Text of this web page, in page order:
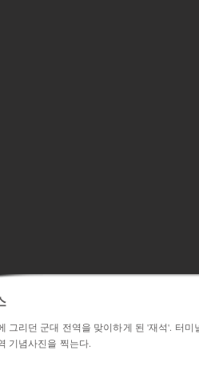
그리던 군대 전역을 맞이하게 된 '재석'. 터미
기념사진을 찍는다.